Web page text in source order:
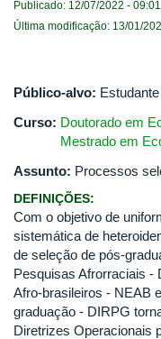
Publicado: 12/07/2022 - 09:01
Última modificação: 13/01/
Público-alvo:
Curso: Doutorado em
Mestrado em
Assunto: Processos
DEFINIÇÕES:
Com o objetivo de
sistemática de
de seleção de pós-
Pesquisas Afrorraciais -
Afro-brasileiros - NEAB
graduação - DIRPG
Diretrizes Operacionais